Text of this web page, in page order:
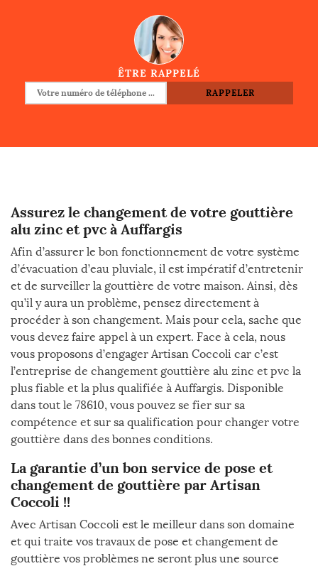
ÊTRE RAPPELÉ
Assurez le changement de votre gouttière
alu zinc et pvc à Auffargis
Afin d’assurer le bon fonctionnement de votre système
d’évacuation d’eau pluviale, il est impératif d’entretenir
et de surveiller la gouttière de votre maison. Ainsi, dès
qu’il y aura un problème, pensez directement à
procéder à son changement. Mais pour cela, sache que
vous devez faire appel à un expert. Face à cela, nous
vous proposons d’engager Artisan Coccoli car c’est
l’entreprise de changement gouttière alu zinc et pvc la
plus fiable et la plus qualifiée à Auffargis. Disponible
dans tout le 78610, vous pouvez se fier sur sa
compétence et sur sa qualification pour changer votre
gouttière dans des bonnes conditions.
La garantie d’un bon service de pose et
changement de gouttière par Artisan
Coccoli !!
Avec Artisan Coccoli est le meilleur dans son domaine
et qui traite vos travaux de pose et changement de
gouttière vos problèmes ne seront plus une source